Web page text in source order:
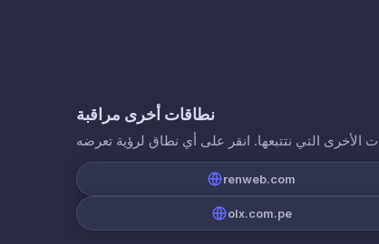
نطاقات أخرى مراقبة
renweb.com
olx.com.pe